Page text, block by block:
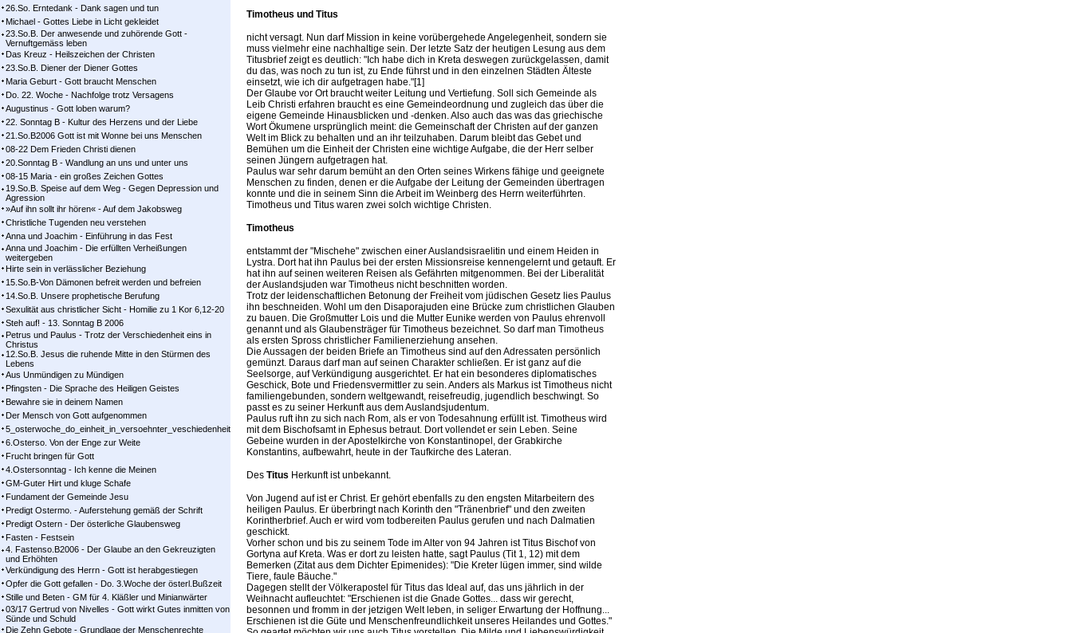
26.So. Erntedank - Dank sagen und tun
Michael - Gottes Liebe in Licht gekleidet
23.So.B. Der anwesende und zuhörende Gott -
Vernuftgemäss leben
Das Kreuz - Heilszeichen der Christen
23.So.B. Diener der Diener Gottes
Maria Geburt - Gott braucht Menschen
Do. 22. Woche - Nachfolge trotz Versagens
Augustinus - Gott loben warum?
22. Sonntag B - Kultur des Herzens und der Liebe
21.So.B2006 Gott ist mit Wonne bei uns Menschen
08-22 Dem Frieden Christi dienen
20.Sonntag B - Wandlung an uns und unter uns
08-15 Maria - ein großes Zeichen Gottes
19.So.B. Speise auf dem Weg - Gegen Depression und
Agression
»Auf ihn sollt ihr hören« - Auf dem Jakobsweg
Christliche Tugenden neu verstehen
Anna und Joachim - Einführung in das Fest
Anna und Joachim - Die erfüllten Verheißungen
weitergeben
Hirte sein in verlässlicher Beziehung
15.So.B-Von Dämonen befreit werden und befreien
14.So.B. Unsere prophetische Berufung
Sexulität aus christlicher Sicht - Homilie zu 1 Kor 6,12-20
Steh auf! - 13. Sonntag B 2006
Petrus und Paulus - Trotz der Verschiedenheit eins in
Christus
12.So.B. Jesus die ruhende Mitte in den Stürmen des
Lebens
Aus Unmündigen zu Mündigen
Pfingsten - Die Sprache des Heiligen Geistes
Bewahre sie in deinem Namen
Der Mensch von Gott aufgenommen
5_osterwoche_do_einheit_in_versoehnter_veschiedenheit
6.Osterso. Von der Enge zur Weite
Frucht bringen für Gott
4.Ostersonntag - Ich kenne die Meinen
GM-Guter Hirt und kluge Schafe
Fundament der Gemeinde Jesu
Predigt Ostermo. - Auferstehung gemäß der Schrift
Predigt Ostern - Der österliche Glaubensweg
Fasten - Festsein
4. Fastenso.B2006 - Der Glaube an den Gekreuzigten
und Erhöhten
Verkündigung des Herrn - Gott ist herabgestiegen
Opfer die Gott gefallen - Do. 3.Woche der österl.Bußzeit
Stille und Beten - GM für 4. Kläßler und Minianwärter
03/17 Gertrud von Nivelles - Gott wirkt Gutes inmitten von
Sünde und Schuld
Die Zehn Gebote - Grundlage der Menschenrechte
Timotheus und Titus
nicht versagt. Nun darf Mission in keine vorübergehede Angelegenheit, sondern sie
muss vielmehr eine nachhaltige sein. Der letzte Satz der heutigen Lesung aus dem
Titusbrief zeigt es deutlich: "Ich habe dich in Kreta deswegen zurückgelassen, damit
du das, was noch zu tun ist, zu Ende führst und in den einzelnen Städten Älteste
einsetzt, wie ich dir aufgetragen habe."[1]
Der Glaube vor Ort braucht weiter Leitung und Vertiefung. Soll sich Gemeinde als
Leib Christi erfahren braucht es eine Gemeindeordnung und zugleich das über die
eigene Gemeinde Hinausblicken und -denken. Also auch das was das griechische
Wort Ökumene ursprünglich meint: die Gemeinschaft der Christen auf der ganzen
Welt im Blick zu behalten und an ihr teilzuhaben. Darum bleibt das Gebet und
Bemühen um die Einheit der Christen eine wichtige Aufgabe, die der Herr selber
seinen Jüngern aufgetragen hat.
Paulus war sehr darum bemüht an den Orten seines Wirkens fähige und geeignete
Menschen zu finden, denen er die Aufgabe der Leitung der Gemeinden übertragen
konnte und die in seinem Sinn die Arbeit im Weinberg des Herrn weiterführten.
Timotheus und Titus waren zwei solch wichtige Christen.
Timotheus
entstammt der "Mischehe" zwischen einer Auslandsisraelitin und einem Heiden in
Lystra. Dort hat ihn Paulus bei der ersten Missionsreise kennengelernt und getauft. Er
hat ihn auf seinen weiteren Reisen als Gefährten mitgenommen. Bei der Liberalität
der Auslandsjuden war Timotheus nicht beschnitten worden.
Trotz der leidenschaftlichen Betonung der Freiheit vom jüdischen Gesetz lies Paulus
ihn beschneiden. Wohl um den Disaporajuden eine Brücke zum christlichen Glauben
zu bauen. Die Großmutter Lois und die Mutter Eunike werden von Paulus ehrenvoll
genannt und als Glaubensträger für Timotheus bezeichnet. So darf man Timotheus
als ersten Spross christlicher Familienerziehung ansehen.
Die Aussagen der beiden Briefe an Timotheus sind auf den Adressaten persönlich
gemünzt. Daraus darf man auf seinen Charakter schließen. Er ist ganz auf die
Seelsorge, auf Verkündigung ausgerichtet. Er hat ein besonderes diplomatisches
Geschick, Bote und Friedensvermittler zu sein. Anders als Markus ist Timotheus nicht
familiengebunden, sondern weltgewandt, reisefreudig, jugendlich beschwingt. So
passt es zu seiner Herkunft aus dem Auslandsjudentum.
Paulus ruft ihn zu sich nach Rom, als er von Todesahnung erfüllt ist. Timotheus wird
mit dem Bischofsamt in Ephesus betraut. Dort vollendet er sein Leben. Seine
Gebeine wurden in der Apostelkirche von Konstantinopel, der Grabkirche
Konstantins, aufbewahrt, heute in der Taufkirche des Lateran.
Des Titus Herkunft ist unbekannt.
Von Jugend auf ist er Christ. Er gehört ebenfalls zu den engsten Mitarbeitern des
heiligen Paulus. Er überbringt nach Korinth den "Tränenbrief" und den zweiten
Korintherbrief. Auch er wird vom todbereiten Paulus gerufen und nach Dalmatien
geschickt.
Vorher schon und bis zu seinem Tode im Alter von 94 Jahren ist Titus Bischof von
Gortyna auf Kreta. Was er dort zu leisten hatte, sagt Paulus (Tit 1, 12) mit dem
Bemerken (Zitat aus dem Dichter Epimenides): "Die Kreter lügen immer, sind wilde
Tiere, faule Bäuche."
Dagegen stellt der Völkerapostel für Titus das Ideal auf, das uns jährlich in der
Weihnacht aufleuchtet: "Erschienen ist die Gnade Gottes... dass wir gerecht,
besonnen und fromm in der jetzigen Welt leben, in seliger Erwartung der Hoffnung...
Erschienen ist die Güte und Menschenfreundlichkeit unseres Heilandes und Gottes."